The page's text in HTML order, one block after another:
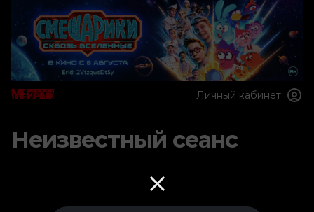
Личный кабинет
Неизвестный сеанс